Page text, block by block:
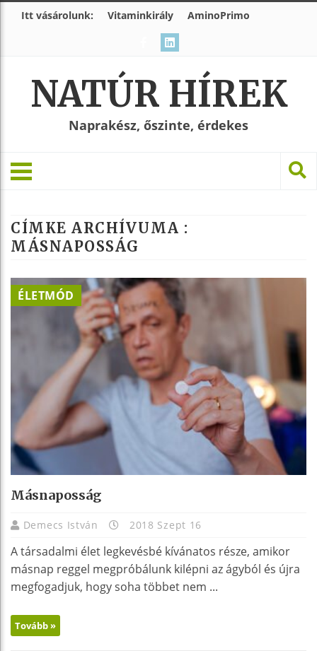
Itt vásárolunk: Vitaminkirály AminoPrimo
NATÚR HÍREK
Naprakész, őszinte, érdekes
CÍMKE ARCHÍVUMA :
MÁSNAPOSSÁG
ÉLETMÓD
Másnaposság
Demecs István 2018 Szept 16
A társadalmi élet legkevésbé kívánatos része, amikor
másnap reggel megpróbálunk kilépni az ágyból és újra
megfogadjuk, hogy soha többet nem ...
Tovább »